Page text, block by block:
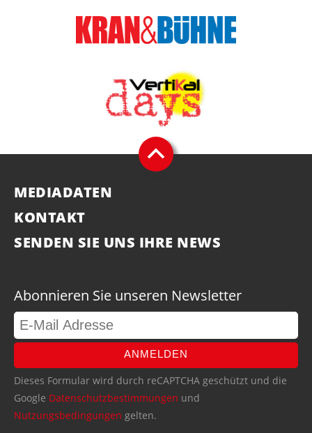
MEDIADATEN
KONTAKT
SENDEN SIE UNS IHRE NEWS
Abonnieren Sie unseren Newsletter
ANMELDEN
Dieses Formular wird durch reCAPTCHA geschützt und die
Google Datenschutzbestimmungen und
Nutzungsbedingungen gelten.